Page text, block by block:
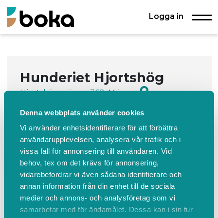
Denna webbplats använder cookies
Vi använder enhetsidentifierare för att förbättra
användarupplevelsen, analysera vår trafik och i
vissa fall för annonsering till användaren. Vid
behov, tex om det krävs för annonsering,
vidarebefordrar vi även sådana identifierare och
annan information från din enhet till de sociala
medier och annons- och analysföretag som vi
samarbetar med för ändamålet. Dessa kan i sin tur
Logga in
Hunderiet Hjortshög
Hjortshögsvägen 368, Mörarp
Uthyrning av träningshall och
träningsplan för hundträning.
Boka Events Om oss
Boka